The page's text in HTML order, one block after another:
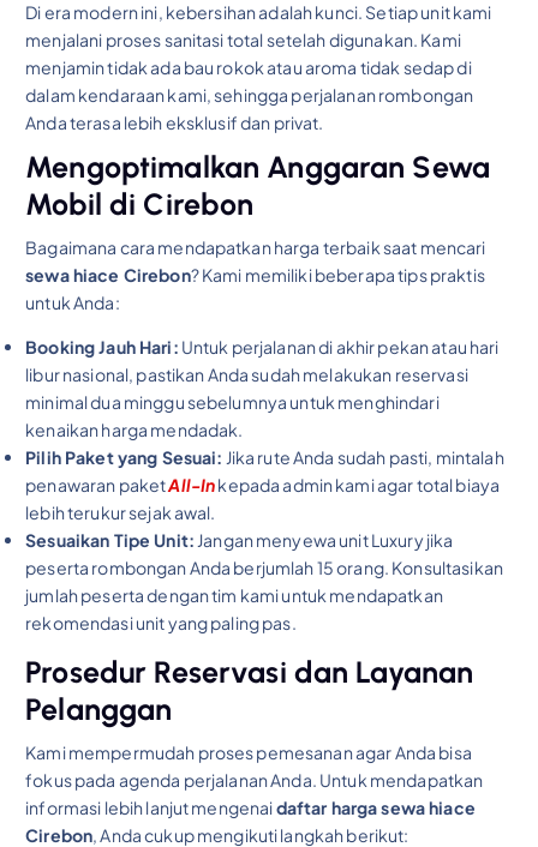
Di era modern ini, kebersihan adalah kunci. Setiap unit kami
menjalani proses sanitasi total setelah digunakan. Kami
menjamin tidak ada bau rokok atau aroma tidak sedap di
dalam kendaraan kami, sehingga perjalanan rombongan
Anda terasa lebih eksklusif dan privat.
Mengoptimalkan Anggaran Sewa
Mobil di Cirebon
Bagaimana cara mendapatkan harga terbaik saat mencari
sewa hiace Cirebon? Kami memiliki beberapa tips praktis
untuk Anda:
Booking Jauh Hari: Untuk perjalanan di akhir pekan atau hari
libur nasional, pastikan Anda sudah melakukan reservasi
minimal dua minggu sebelumnya untuk menghindari
kenaikan harga mendadak.
Pilih Paket yang Sesuai: Jika rute Anda sudah pasti, mintalah
penawaran paketAll-Inkepada admin kami agar total biaya
lebih terukur sejak awal.
Sesuaikan Tipe Unit: Jangan menyewa unit Luxury jika
peserta rombongan Anda berjumlah 15 orang. Konsultasikan
jumlah peserta dengan tim kami untuk mendapatkan
rekomendasi unit yang paling pas.
Prosedur Reservasi dan Layanan
Pelanggan
Kami mempermudah proses pemesanan agar Anda bisa
fokus pada agenda perjalanan Anda. Untuk mendapatkan
informasi lebih lanjut mengenaidaftar harga sewa hiace
Cirebon, Anda cukup mengikuti langkah berikut: